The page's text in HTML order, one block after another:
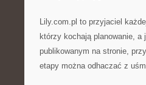
Lily.com.pl to przyjaciel
którzy kochają planowanie,
publikowanym na stronie,
etapy można odhaczać z